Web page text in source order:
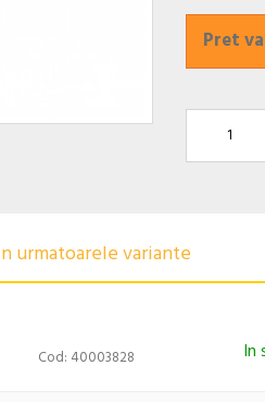
Pret
urmatoarele variante
Cod: 40003828 In